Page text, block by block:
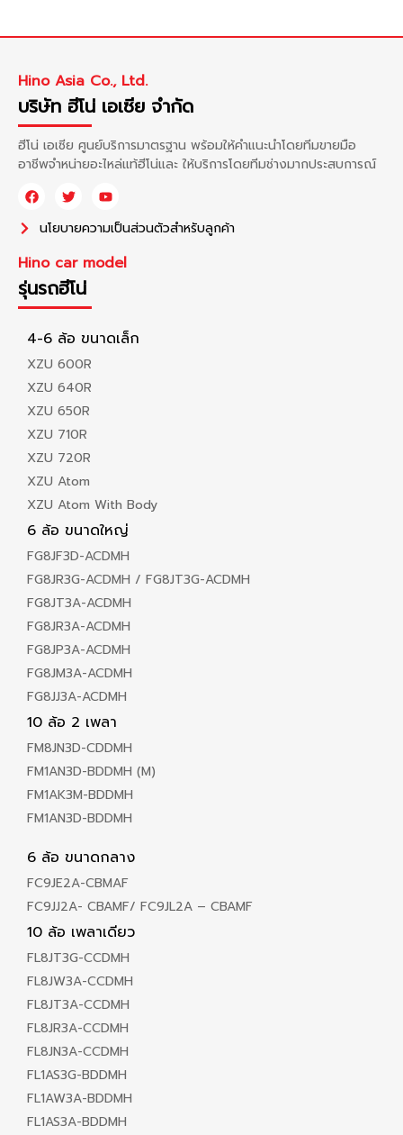
Hino Asia Co., Ltd.
บริษัท ฮีโน่ เอเซีย จำกัด
ฮีโน่ เอเซีย ศูนย์บริการมาตรฐาน พร้อมให้คำแนะนำโดยทีมขายมือ
อาชีพจำหน่ายอะไหล่แท้ฮีโน่และ ให้บริการโดยทีมช่างมากประสบการณ์
นโยบายความเป็นส่วนตัวสำหรับลูกค้า
Hino car model
รุ่นรถฮีโน่
4-6 ล้อ ขนาดเล็ก
XZU 600R
XZU 640R
XZU 650R
XZU 710R
XZU 720R
XZU Atom
XZU Atom With Body
6 ล้อ ขนาดใหญ่
FG8JF3D-ACDMH
FG8JR3G-ACDMH / FG8JT3G-ACDMH
FG8JT3A-ACDMH
FG8JR3A-ACDMH
FG8JP3A-ACDMH
FG8JM3A-ACDMH
FG8JJ3A-ACDMH
10 ล้อ 2 เพลา
FM8JN3D-CDDMH
FM1AN3D-BDDMH (M)
FM1AK3M-BDDMH
FM1AN3D-BDDMH
6 ล้อ ขนาดกลาง
FC9JE2A-CBMAF
FC9JJ2A- CBAMF/ FC9JL2A – CBAMF
10 ล้อ เพลาเดียว
FL8JT3G-CCDMH
FL8JW3A-CCDMH
FL8JT3A-CCDMH
FL8JR3A-CCDMH
FL8JN3A-CCDMH
FL1AS3G-BDDMH
FL1AW3A-BDDMH
FL1AS3A-BDDMH